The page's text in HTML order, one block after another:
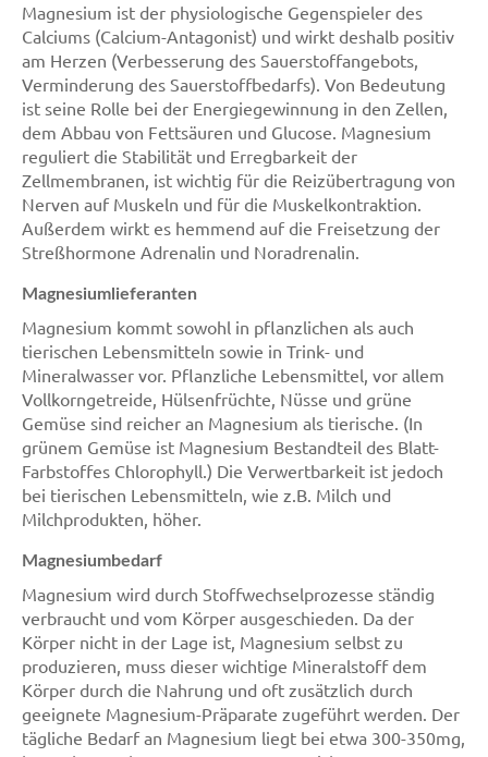
Magnesium ist der physiologische Gegenspieler des
Calciums (Calcium-Antagonist) und wirkt deshalb positiv
am Herzen (Verbesserung des Sauerstoffangebots,
Verminderung des Sauerstoffbedarfs). Von Bedeutung
ist seine Rolle bei der Energiegewinnung in den Zellen,
dem Abbau von Fettsäuren und Glucose. Magnesium
reguliert die Stabilität und Erregbarkeit der
Zellmembranen, ist wichtig für die Reizübertragung von
Nerven auf Muskeln und für die Muskelkontraktion.
Außerdem wirkt es hemmend auf die Freisetzung der
Streßhormone Adrenalin und Noradrenalin.
Magnesiumlieferanten
Magnesium kommt sowohl in pflanzlichen als auch
tierischen Lebensmitteln sowie in Trink- und
Mineralwasser vor. Pflanzliche Lebensmittel, vor allem
Vollkorngetreide, Hülsenfrüchte, Nüsse und grüne
Gemüse sind reicher an Magnesium als tierische. (In
grünem Gemüse ist Magnesium Bestandteil des Blatt-
Farbstoffes Chlorophyll.) Die Verwertbarkeit ist jedoch
bei tierischen Lebensmitteln, wie z.B. Milch und
Milchprodukten, höher.
Magnesiumbedarf
Magnesium wird durch Stoffwechselprozesse ständig
verbraucht und vom Körper ausgeschieden. Da der
Körper nicht in der Lage ist, Magnesium selbst zu
produzieren, muss dieser wichtige Mineralstoff dem
Körper durch die Nahrung und oft zusätzlich durch
geeignete Magnesium-Präparate zugeführt werden. Der
tägliche Bedarf an Magnesium liegt bei etwa 300-350mg,